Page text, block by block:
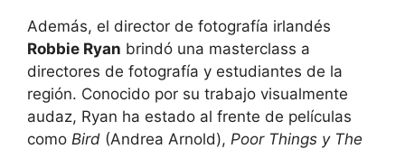
Además, el director de fotografía irlandés
Robbie Ryan brindó una masterclass a
directores de fotografía y estudiantes de la
región. Conocido por su trabajo visualmente
audaz, Ryan ha estado al frente de películas
como Bird (Andrea Arnold), Poor Things y The